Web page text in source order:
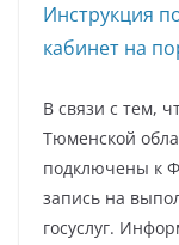
Инструкция
кабинет на
В связи с тем,
Тюменской
подключены к
запись на
госуслуг.